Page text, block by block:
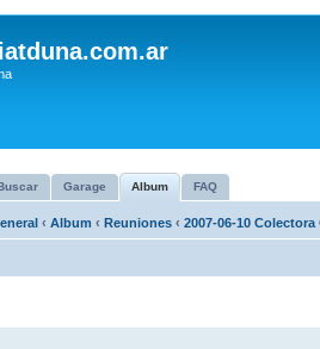
Garage Album FAQ
‹ Album ‹ Reuniones ‹ 2007-06-10 Colectora